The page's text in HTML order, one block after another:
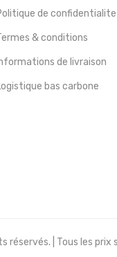
de confidentialite
& conditions
de livraison
bas carbone
| Tous les prix